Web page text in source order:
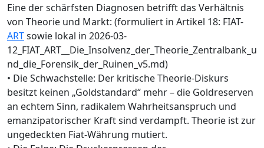
Eine der schärfsten Diagnosen betrifft das Verhältnis
von Theorie und Markt: (formuliert in Artikel 18: FIAT-
ARTsowie lokal in 2026-03-
12_FIAT_ART__Die_Insolvenz_der_Theorie_Zentralbank_u
nd_die_Forensik_der_Ruinen_v5.md)
• Die Schwachstelle: Der kritische Theorie-Diskurs
besitzt keinen „Goldstandard“ mehr – die Goldreserven
an echtem Sinn, radikalem Wahrheitsanspruch und
emanzipatorischer Kraft sind verdampft. Theorie ist zur
ungedeckten Fiat-Währung mutiert.